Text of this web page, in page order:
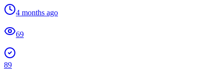
4 months ago
69
89